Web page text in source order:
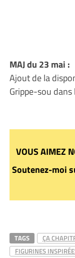
MAJ du 23 mai :
Ajout de la
Grippe-sou dans
VOUS AIMEZ
Soutenez-moi
TAGS ÇA
FIGURINES